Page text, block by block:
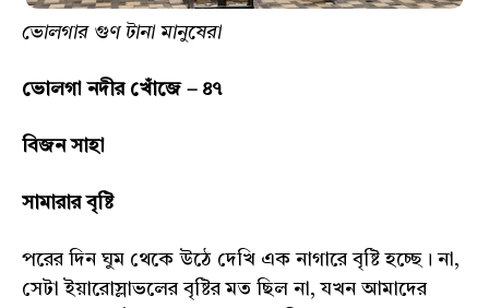
ভোলগার গুণ টানা মানুষেরা
ভোলগা নদীর খোঁজে – ৪৭
বিজন সাহা
সামারার বৃষ্টি
পরের দিন ঘুম থেকে উঠে দেখি এক নাগারে বৃষ্টি হচ্ছে। না,
সেটা ইয়ারোস্লাভলের বৃষ্টির মত ছিল না, যখন আমাদের